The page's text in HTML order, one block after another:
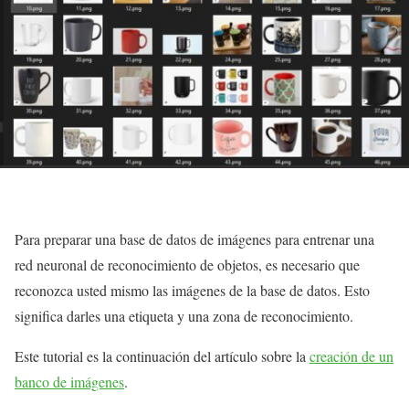
Para preparar una base de datos de imágenes para entrenar una
red neuronal de reconocimiento de objetos, es necesario que
reconozca usted mismo las imágenes de la base de datos. Esto
significa darles una etiqueta y una zona de reconocimiento.
Este tutorial es la continuación del artículo sobre la creación de un
banco de imágenes.